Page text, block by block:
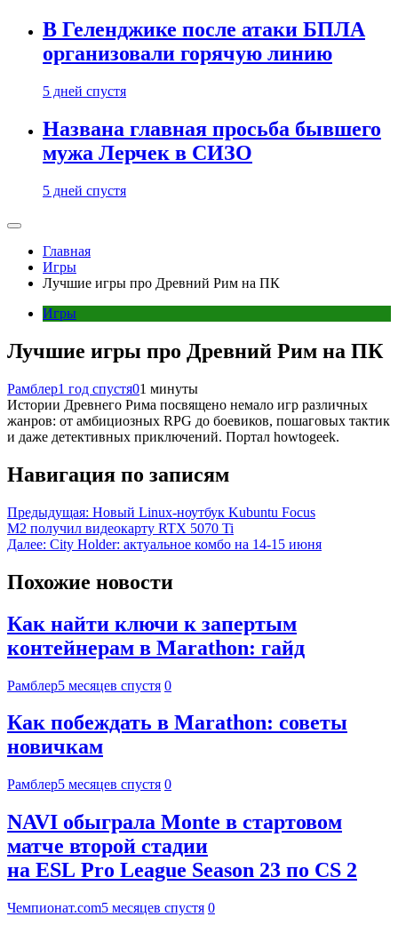
В Геленджике после атаки БПЛА
организовали горячую линию
5 дней спустя
Названа главная просьба бывшего
мужа Лерчек в СИЗО
5 дней спустя
Главная
Игры
Лучшие игры про Древний Рим на ПК
Игры
Лучшие игры про Древний Рим на ПК
Рамблер1 год спустя01 минуты
Истории Древнего Рима посвящено немало игр различных
жанров: от амбициозных RPG до боевиков, пошаговых тактик
и даже детективных приключений. Портал howtogeek.
Навигация по записям
Предыдущая: Новый Linux-ноутбук Kubuntu Focus
M2 получил видеокарту RTX 5070 Ti
Далее: City Holder: актуальное комбо на 14-15 июня
Похожие новости
Как найти ключи к запертым
контейнерам в Marathon: гайд
Рамблер5 месяцев спустя 0
Как побеждать в Marathon: советы
новичкам
Рамблер5 месяцев спустя 0
NAVI обыграла Monte в стартовом
матче второй стадии
на ESL Pro League Season 23 по CS 2
Чемпионат.com5 месяцев спустя 0